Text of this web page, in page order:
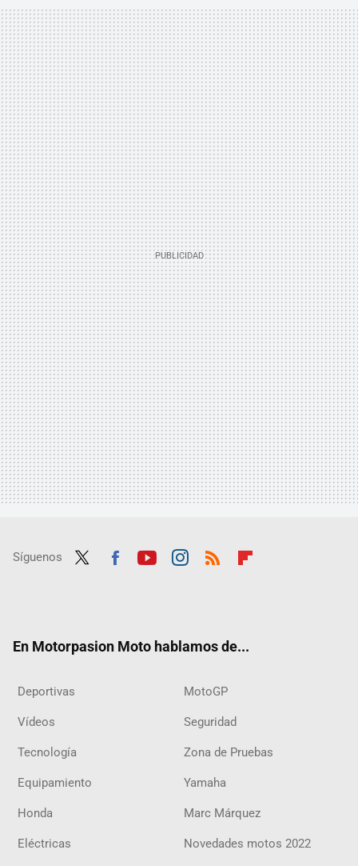
Síguenos
En Motorpasion Moto hablamos de...
Deportivas MotoGP
Vídeos Seguridad
Tecnología Zona de Pruebas
Equipamiento Yamaha
Honda Marc Márquez
Eléctricas Novedades motos 2022